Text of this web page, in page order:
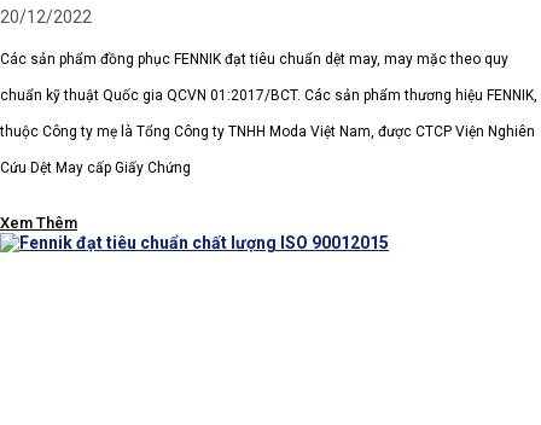
20/12/2022
Các sản phẩm đồng phục FENNIK đạt tiêu chuẩn dệt may, may mặc theo quy
chuẩn kỹ thuật Quốc gia QCVN 01:2017/BCT. Các sản phẩm thương hiệu FENNIK,
thuộc Công ty mẹ là Tổng Công ty TNHH Moda Việt Nam, được CTCP Viện Nghiên
Cứu Dệt May cấp Giấy Chứng
Xem Thêm